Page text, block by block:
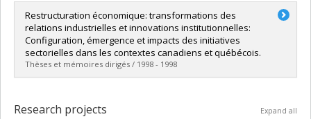
Graduate :TROTTIER, Michel
Cycle :Master's
Grade :M. Sc.
Lien vers le document dans Papyrus
Restructuration économique: transformations des
relations industrielles et innovations institutionnelles:
Configuration, émergence et impacts des initiatives
sectorielles dans les contextes canadiens et québécois.
Thèses et mémoires dirigés / 1998 - 1998
Cycle :Doctoral
Research projects Expand all